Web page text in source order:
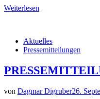
Weiterlesen
Aktuelles
Pressemitteilungen
von Dagmar Digruber26.